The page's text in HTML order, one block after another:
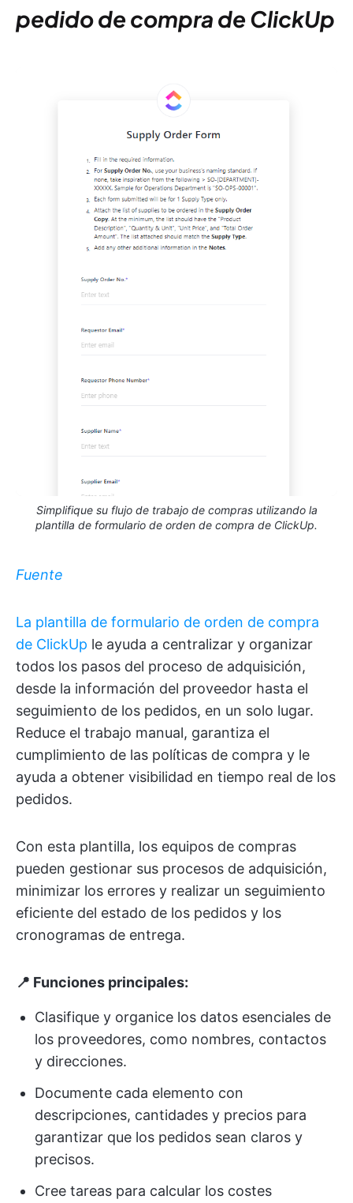
pedido de compra de ClickUp
Simplifique su flujo de trabajo de compras utilizando la
plantilla de formulario de orden de compra de ClickUp.
Fuente
La plantilla de formulario de orden de compra
de ClickUp le ayuda a centralizar y organizar
todos los pasos del proceso de adquisición,
desde la información del proveedor hasta el
seguimiento de los pedidos, en un solo lugar.
Reduce el trabajo manual, garantiza el
cumplimiento de las políticas de compra y le
ayuda a obtener visibilidad en tiempo real de los
pedidos.
Con esta plantilla, los equipos de compras
pueden gestionar sus procesos de adquisición,
minimizar los errores y realizar un seguimiento
eficiente del estado de los pedidos y los
cronogramas de entrega.
📍 Funciones principales:
Clasifique y organice los datos esenciales de
los proveedores, como nombres, contactos
y direcciones.
Documente cada elemento con
descripciones, cantidades y precios para
garantizar que los pedidos sean claros y
precisos.
Cree tareas para calcular los costes